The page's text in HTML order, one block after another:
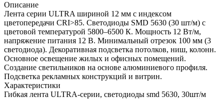
Описание
Лента серии ULTRA шириной 12 мм с индексом
цветопередачи CRI>85. Светодиоды SMD 5630 (30 шт/м) с
цветовой температурой 5800–6500 К. Мощность 12 Вт/м,
напряжение питания 12 В. Минимальный отрезок 100 мм (3
светодиода). Декоративная подсветка потолков, ниш, колонн.
Основное освещение жилых и офисных помещений.
Создание светильников на основе алюминиевого профиля.
Подсветка рекламных конструкций и витрин.
Характеристики
Гибкая лента ULTRA-серии, светодиоды smd 5630, 30шт/м